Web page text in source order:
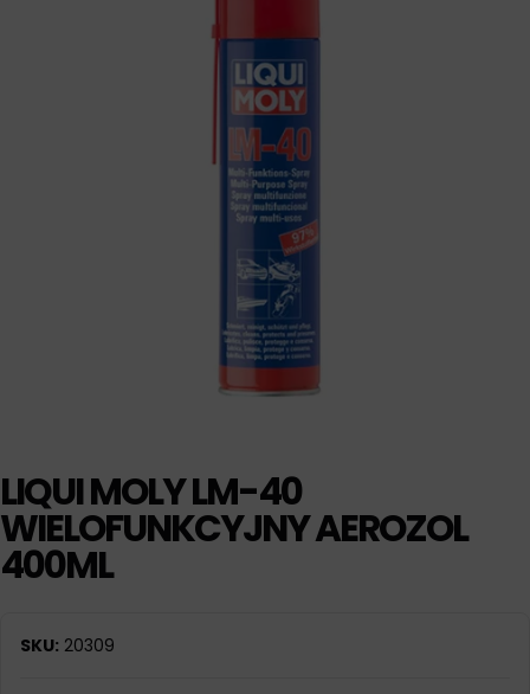
LIQUI MOLY LM-40
WIELOFUNKCYJNY AEROZOL
400ML
SKU: 20309